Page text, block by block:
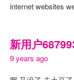
internet websites
新用户
9 years ago